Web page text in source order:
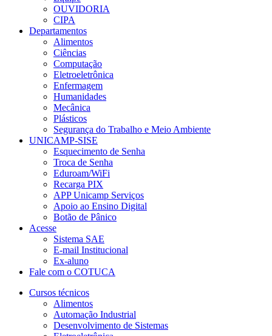
OUVIDORIA
CIPA
Departamentos
Alimentos
Ciências
Computação
Eletroeletrônica
Enfermagem
Humanidades
Mecânica
Plásticos
Segurança do Trabalho e Meio Ambiente
UNICAMP-SISE
Esquecimento de Senha
Troca de Senha
Eduroam/WiFi
Recarga PIX
APP Unicamp Serviços
Apoio ao Ensino Digital
Botão de Pânico
Acesse
Sistema SAE
E-mail Institucional
Ex-aluno
Fale com o COTUCA
Cursos técnicos
Alimentos
Automação Industrial
Desenvolvimento de Sistemas